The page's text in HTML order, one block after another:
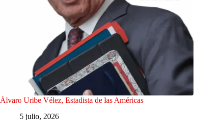
Álvaro Uribe Vélez, Estadista de las Américas
5 julio, 2026